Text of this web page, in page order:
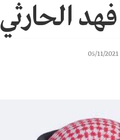
الحارثي
05/11/2021